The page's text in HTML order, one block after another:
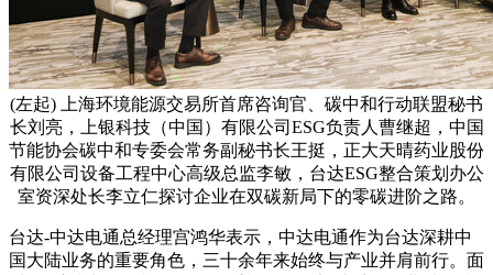
(左起) 上海环境能源交易所首席咨询官、碳中和行动联盟秘书
长刘亮，上银科技（中国）有限公司ESG负责人曹继超，中国
节能协会碳中和专委会常务副秘书长王挺，正大天晴药业股份
有限公司设备工程中心高级总监李敏，台达ESG整合策划办公
室资深处长李立仁探讨企业在双碳新局下的零碳进阶之路。
台达-中达电通总经理宫鸿华表示，中达电通作为台达深耕中
国大陆业务的重要角色，三十余年来始终与产业并肩前行。面